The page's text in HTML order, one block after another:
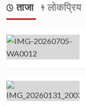
ताजा लोकप्रिय